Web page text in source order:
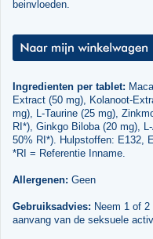
beinvloeden.
Ingredienten per tablet:
Extract (50 mg), Kolanoot-
mg), L-Taurine (25 mg),
RI*), Ginkgo Biloba (20 mg),
50% RI*). Hulpstoffen: E132,
*RI = Referentie Inname.
Allergenen: Geen
Gebruiksadvies: Neem 1 of
aanvang van de seksuele